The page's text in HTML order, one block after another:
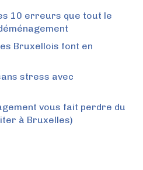
10 erreurs que tout le
Bruxellois font en
stress avec
vous fait perdre du
à Bruxelles)